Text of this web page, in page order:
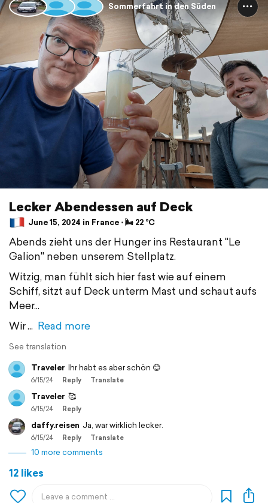
Sommerfahrt in den Süden
Lecker Abendessen auf Deck
June 15, 2024 in France ⋅ 🌬 22 °C
Abends zieht uns der Hunger ins Restaurant "Le
Galion" neben unserem Stellplatz.
Witzig, man fühlt sich hier fast wie auf einem
Schiff, sitzt auf Deck unterm Mast und schaut aufs
Meer...
Wir
Read more
See translation
Traveler Ihr habt es aber schön 😊
6/15/24 Reply Translate
Traveler 🥰
6/15/24 Reply
daffy.reisen Ja, war wirklich lecker.
6/15/24 Reply Translate
10 more comments
12 likes